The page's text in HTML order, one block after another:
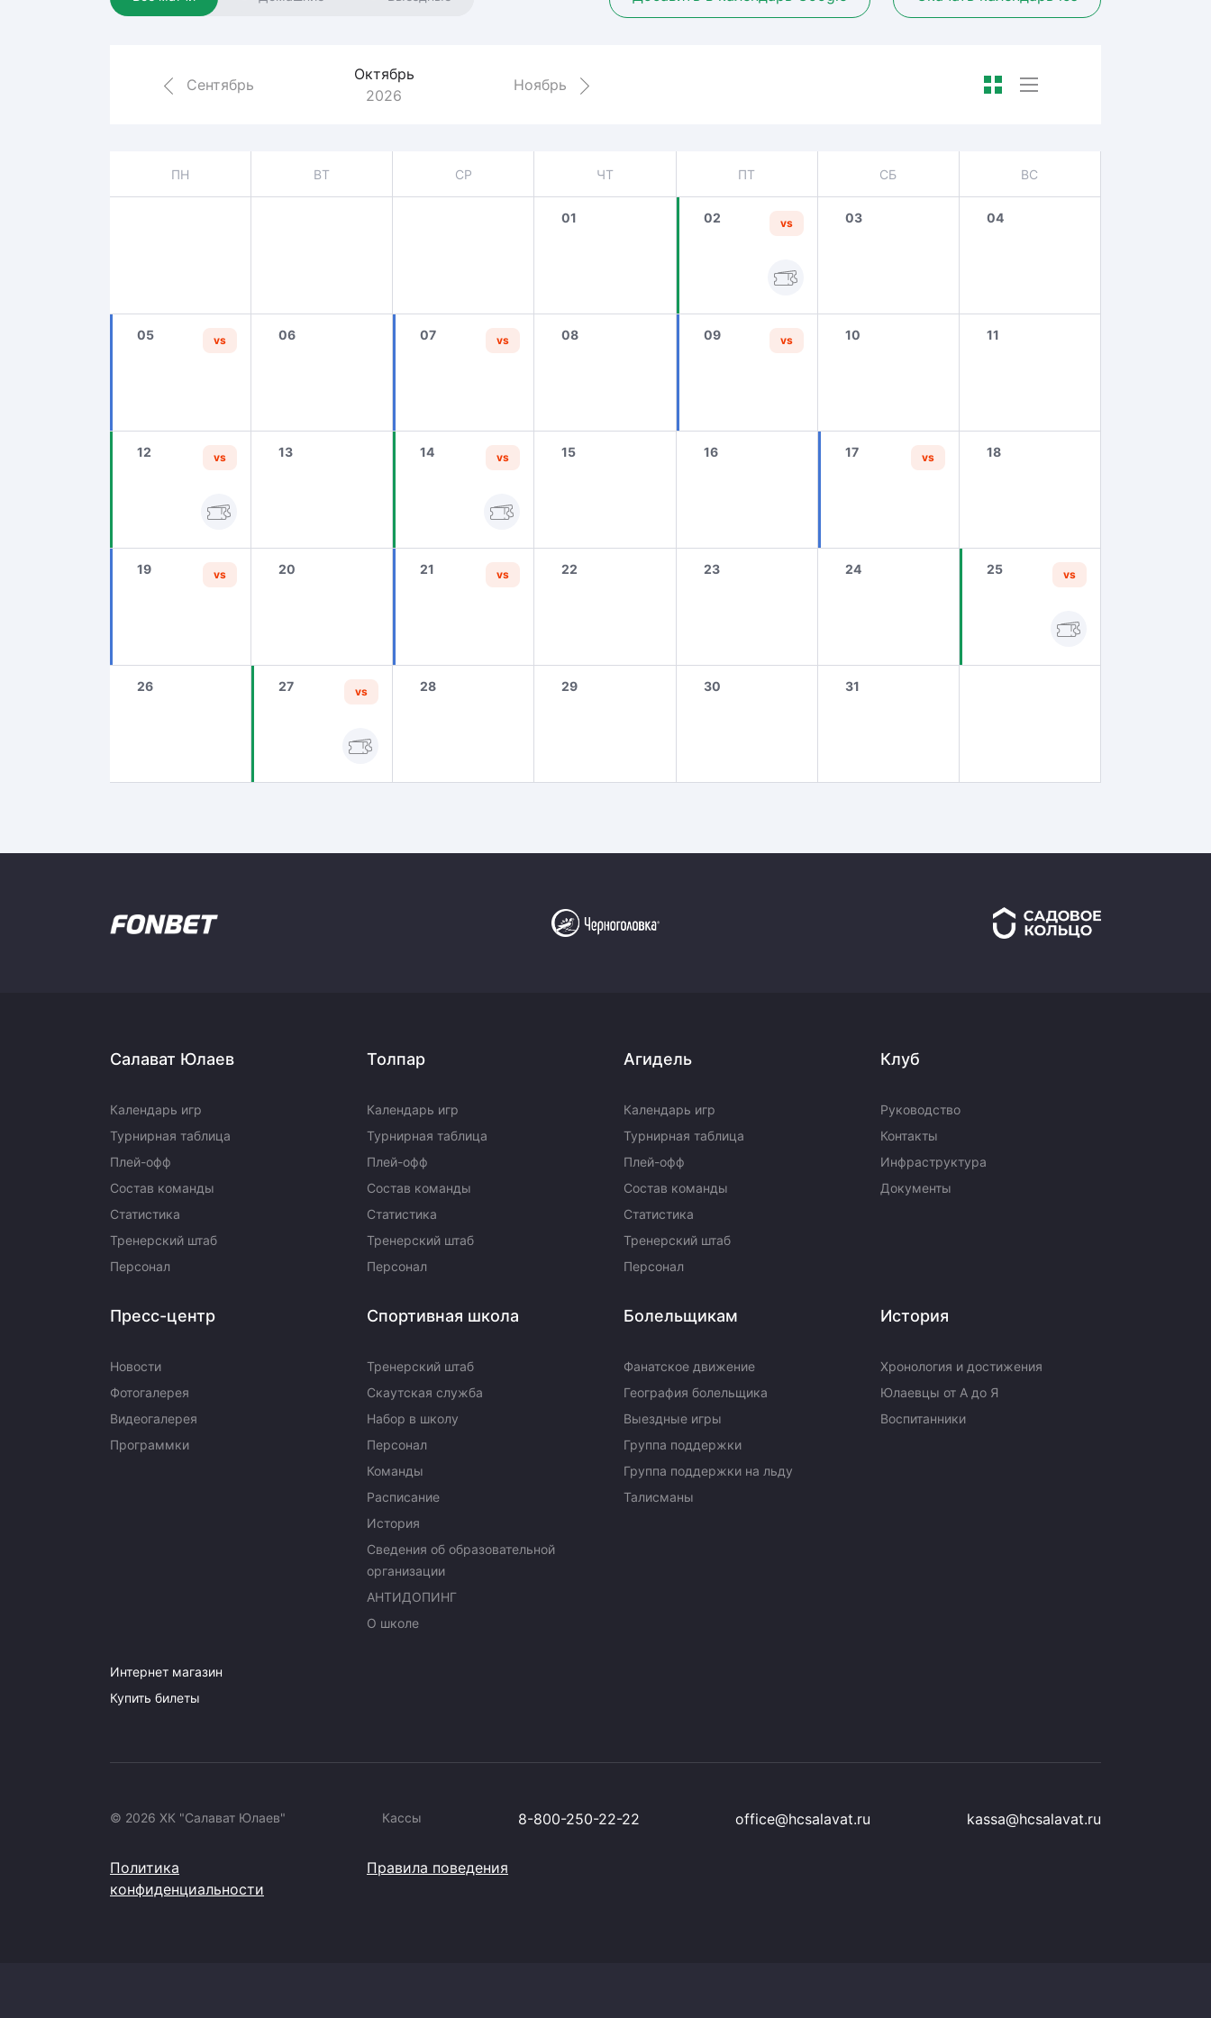
Локомотив
Сентябрь
Октябрь
2026
Ноябрь
ПН ВТ СР ЧТ ПТ СБ ВС
01 02 vs 03 04
05 vs 06 07 vs 08 09 vs 10 11
12 vs 13 14 vs 15 16 17 vs 18
19 vs 20 21 vs 22 23 24 25 vs
26 27 vs 28 29 30 31
Салават Юлаев
Календарь игр
Турнирная таблица
Плей-офф
Состав команды
Статистика
Тренерский штаб
Персонал
Толпар
Календарь игр
Турнирная таблица
Плей-офф
Состав команды
Статистика
Тренерский штаб
Персонал
Агидель
Календарь игр
Турнирная таблица
Плей-офф
Состав команды
Статистика
Тренерский штаб
Персонал
Клуб
Руководство
Контакты
Инфраструктура
Документы
Пресс-центр
Новости
Фотогалерея
Видеогалерея
Программки
Спортивная школа
Тренерский штаб
Скаутская служба
Набор в школу
Персонал
Команды
Расписание
История
Сведения об образовательной
организации
АНТИДОПИНГ
О школе
Болельщикам
Фанатское движение
География болельщика
Выездные игры
Группа поддержки
Группа поддержки на льду
Талисманы
История
Хронология и достижения
Юлаевцы от А до Я
Воспитанники
Интернет магазин
Купить билеты
© 2026 ХК "Салават Юлаев" Кассы 8-800-250-22-22 office@hcsalavat.ru kassa@hcsalavat.ru
Политика
конфиденциальности
Правила поведения